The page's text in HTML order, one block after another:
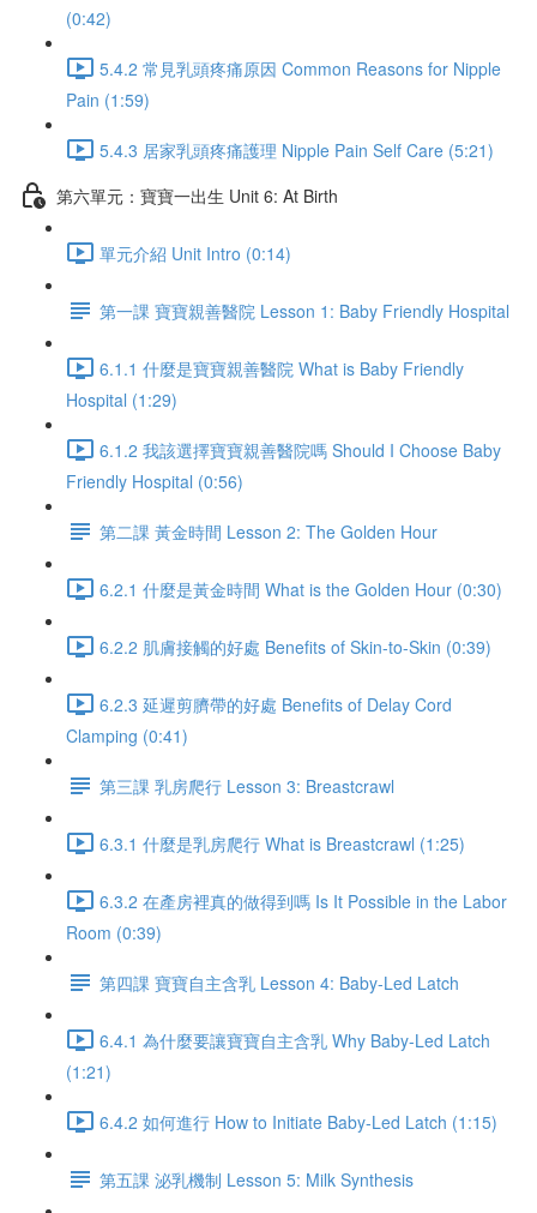
(0:42)
5.4.2 常見乳頭疼痛原因 Common Reasons for Nipple
Pain (1:59)
5.4.3 居家乳頭疼痛護理 Nipple Pain Self Care (5:21)
第六單元：寶寶一出生 Unit 6: At Birth
單元介紹 Unit Intro (0:14)
第一課 寶寶親善醫院 Lesson 1: Baby Friendly Hospital
6.1.1 什麼是寶寶親善醫院 What is Baby Friendly
Hospital (1:29)
6.1.2 我該選擇寶寶親善醫院嗎 Should I Choose Baby
Friendly Hospital (0:56)
第二課 黃金時間 Lesson 2: The Golden Hour
6.2.1 什麼是黃金時間 What is the Golden Hour (0:30)
6.2.2 肌膚接觸的好處 Benefits of Skin-to-Skin (0:39)
6.2.3 延遲剪臍帶的好處 Benefits of Delay Cord
Clamping (0:41)
第三課 乳房爬行 Lesson 3: Breastcrawl
6.3.1 什麼是乳房爬行 What is Breastcrawl (1:25)
6.3.2 在產房裡真的做得到嗎 Is It Possible in the Labor
Room (0:39)
第四課 寶寶自主含乳 Lesson 4: Baby-Led Latch
6.4.1 為什麼要讓寶寶自主含乳 Why Baby-Led Latch
(1:21)
6.4.2 如何進行 How to Initiate Baby-Led Latch (1:15)
第五課 泌乳機制 Lesson 5: Milk Synthesis